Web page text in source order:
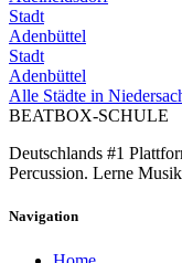
Stadt
Adenbüttel
Stadt
Adenbüttel
Alle Städte in
BEATBOX-SCHULE
Deutschlands #1
Percussion. Lerne
Navigation